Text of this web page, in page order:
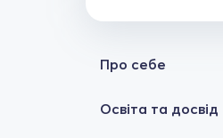
Про себе
Освіта та досвід